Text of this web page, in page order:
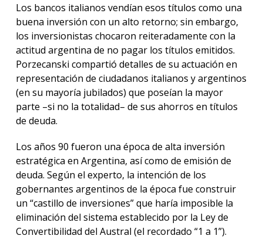
Los bancos italianos vendían esos títulos como una
buena inversión con un alto retorno; sin embargo,
los inversionistas chocaron reiteradamente con la
actitud argentina de no pagar los títulos emitidos.
Porzecanski compartió detalles de su actuación en
representación de ciudadanos italianos y argentinos
(en su mayoría jubilados) que poseían la mayor
parte –si no la totalidad– de sus ahorros en títulos
de deuda.
Los años 90 fueron una época de alta inversión
estratégica en Argentina, así como de emisión de
deuda. Según el experto, la intención de los
gobernantes argentinos de la época fue construir
un “castillo de inversiones” que haría imposible la
eliminación del sistema establecido por la Ley de
Convertibilidad del Austral (el recordado “1 a 1”).